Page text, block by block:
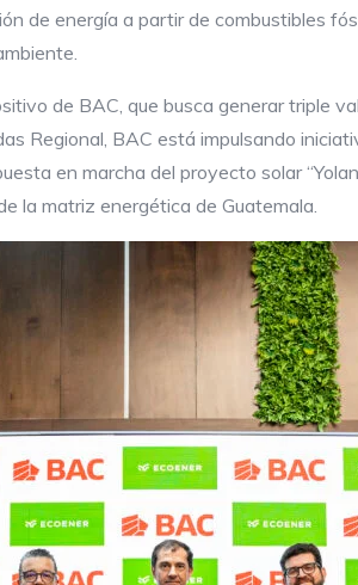
de energía a partir de combustibles
de BAC, que busca generar triple
Regional, BAC está impulsando
en marcha del proyecto solar
la matriz energética de Guatemala.